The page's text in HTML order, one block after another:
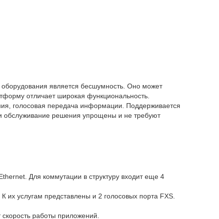
является бесшумность. Оно может
отличает широкая функциональность.
голосовая передача информации. Поддерживается
обслуживание решения упрощены и не требуют
Для коммутации в структуру входит еще 4
услугам представлены и 2 голосовых порта FXS.
работы приложений.